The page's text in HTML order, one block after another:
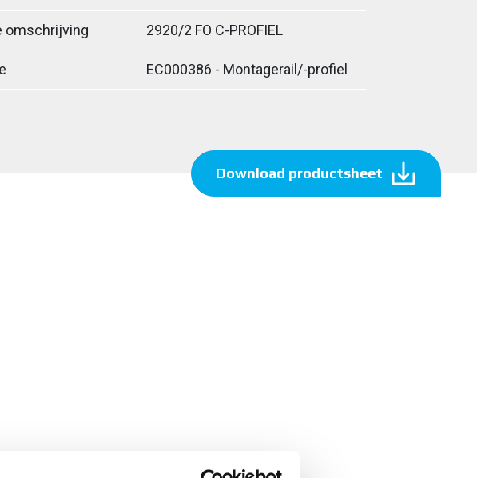
omschrijving 2920/2 FO C-PROFIEL
EC000386 - Montagerail/-profiel
Download productsheet